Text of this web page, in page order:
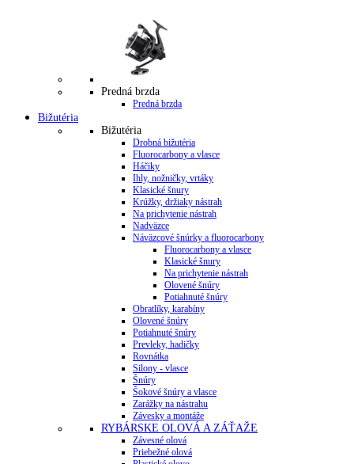
Predná brzda
Predná brzda
Bižutéria
Bižutéria
Drobná bižutéria
Fluorocarbony a vlasce
Háčiky
Ihly, nožničky, vrtáky
Klasické šnury
Krúžky, držiaky nástrah
Na prichytenie nástrah
Nadväzce
Náväzcové šnúrky a fluorocarbony
Fluorocarbony a vlasce
Klasické šnury
Na prichytenie nástrah
Olovené šnúry
Potiahnuté šnúry
Obratlíky, karabíny
Olovené šnúry
Potiahnuté šnúry
Prevleky, hadičky
Rovnátka
Silony - vlasce
Šnúry
Šokové šnúry a vlasce
Zarážky na nástrahu
Závesky a montáže
RYBÁRSKE OLOVÁ A ZÁŤAŽE
Závesné olová
Priebežné olová